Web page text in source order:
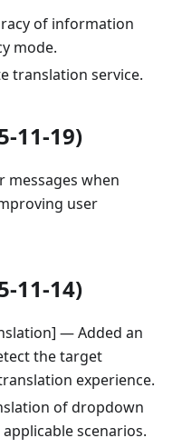
of information
mode.
translation service.
11-19)
messages when
user
11-14)
— Added an
the target
experience.
of dropdown
scenarios.